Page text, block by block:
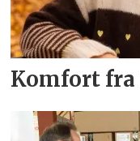
Komfort fra